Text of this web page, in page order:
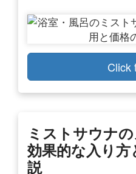
Click
ミストサウナ
効果的な入り
説